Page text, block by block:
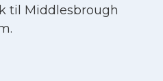
til Middlesbrough